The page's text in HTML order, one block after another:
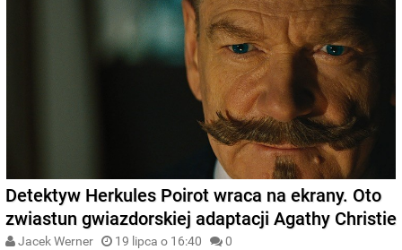
Detektyw Herkules Poirot wraca na ekrany. Oto
zwiastun gwiazdorskiej adaptacji Agathy Christie
Jacek Werner 19 lipca o 16:40 0